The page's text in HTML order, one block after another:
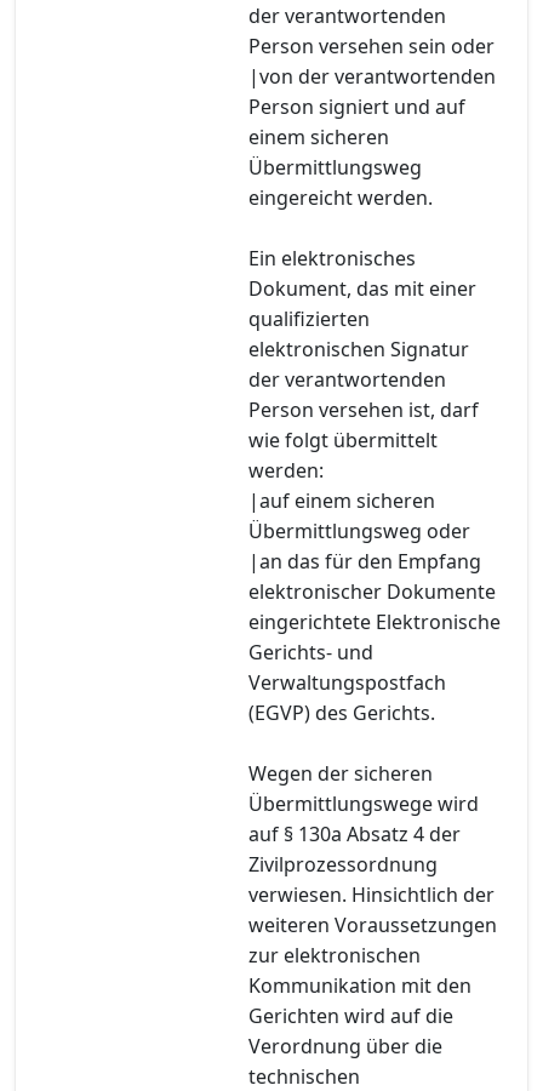
der verantwortenden
Person versehen sein oder
|von der verantwortenden
Person signiert und auf
einem sicheren
Übermittlungsweg
eingereicht werden.
Ein elektronisches
Dokument, das mit einer
qualifizierten
elektronischen Signatur
der verantwortenden
Person versehen ist, darf
wie folgt übermittelt
werden:
|auf einem sicheren
Übermittlungsweg oder
|an das für den Empfang
elektronischer Dokumente
eingerichtete Elektronische
Gerichts- und
Verwaltungspostfach
(EGVP) des Gerichts.
Wegen der sicheren
Übermittlungswege wird
auf § 130a Absatz 4 der
Zivilprozessordnung
verwiesen. Hinsichtlich der
weiteren Voraussetzungen
zur elektronischen
Kommunikation mit den
Gerichten wird auf die
Verordnung über die
technischen